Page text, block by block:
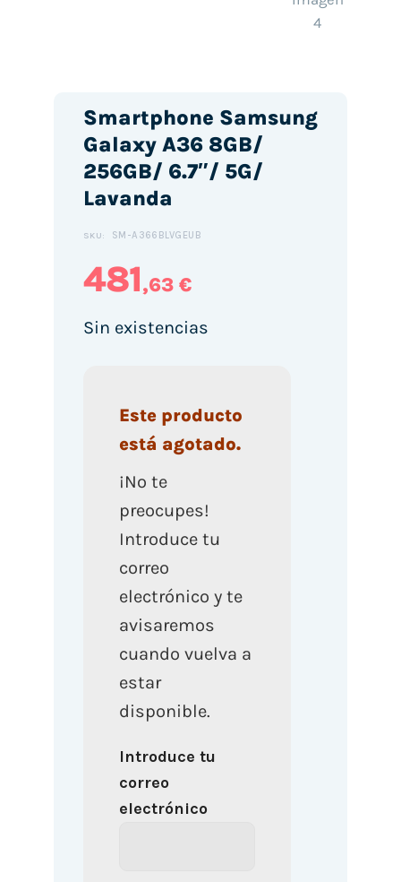
Smartphone Samsung
Galaxy A36 8GB/
256GB/ 6.7″/ 5G/
Lavanda
SKU: SM-A366BLVGEUB
481,63 €
Sin existencias
Este producto
está agotado.
¡No te
preocupes!
Introduce tu
correo
electrónico y te
avisaremos
cuando vuelva a
estar
disponible.
Introduce tu
correo
electrónico